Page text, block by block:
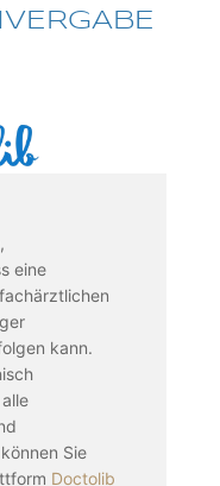
eine
kann.
Sie
Doctolib